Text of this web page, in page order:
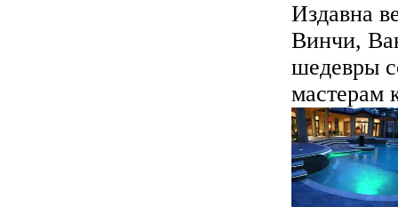
Издавна
Винчи,
шедевры
мастерам